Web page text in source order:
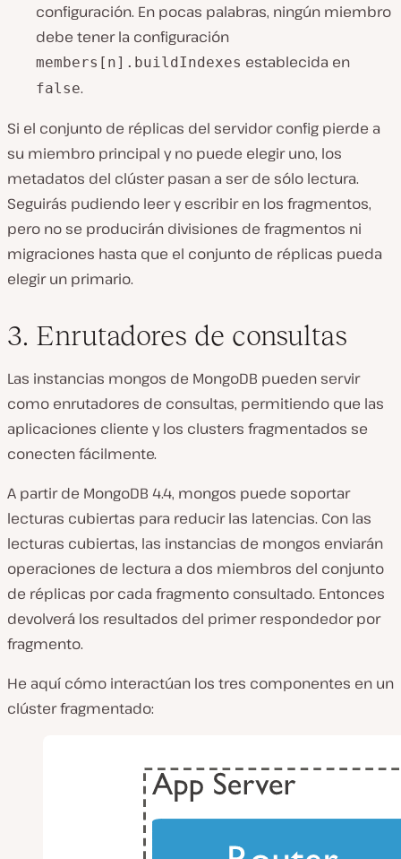
configuración. En pocas palabras, ningún miembro
debe tener la configuración
members[n].buildIndexes establecida en
false.
Si el conjunto de réplicas del servidor config pierde a
su miembro principal y no puede elegir uno, los
metadatos del clúster pasan a ser de sólo lectura.
Seguirás pudiendo leer y escribir en los fragmentos,
pero no se producirán divisiones de fragmentos ni
migraciones hasta que el conjunto de réplicas pueda
elegir un primario.
3. Enrutadores de consultas
Las instancias mongos de MongoDB pueden servir
como enrutadores de consultas, permitiendo que las
aplicaciones cliente y los clusters fragmentados se
conecten fácilmente.
A partir de MongoDB 4.4, mongos puede soportar
lecturas cubiertas para reducir las latencias. Con las
lecturas cubiertas, las instancias de mongos enviarán
operaciones de lectura a dos miembros del conjunto
de réplicas por cada fragmento consultado. Entonces
devolverá los resultados del primer respondedor por
fragmento.
He aquí cómo interactúan los tres componentes en un
clúster fragmentado: